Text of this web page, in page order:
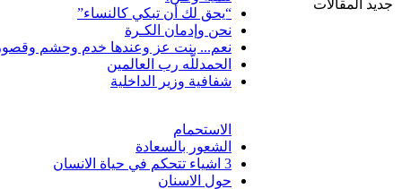
جديد المقالات
“يحق لك أن تبكي كالنساء”
نحن وإدمان الكـرة
نعم... بنت عز وعندها خدم وحشم
الحمدللّه رب العالمين
شفافية وزير الداخلية
الاستحمام
الشعور بالسعادة
3 اشياء تتحكم في حياة الانسان
حول الاسنان